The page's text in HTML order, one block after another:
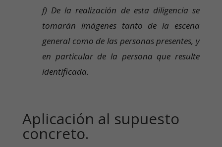
f) De la realización de esta diligencia se
tomarán imágenes tanto de la escena
general como de las personas presentes, y
en particular de la persona que resulte
identificada.
Aplicación al supuesto
concreto.